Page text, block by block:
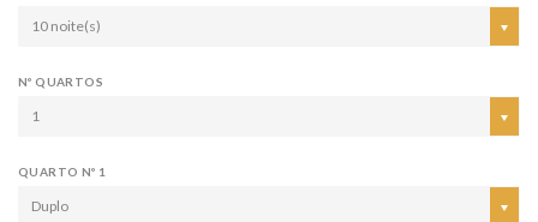
10 noite(s)
Nº QUARTOS
1
QUARTO Nº 1
Duplo